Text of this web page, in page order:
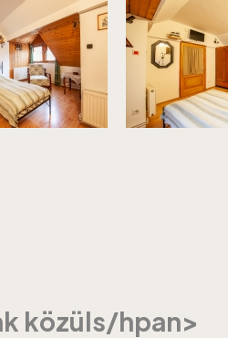
közüls/hpan>